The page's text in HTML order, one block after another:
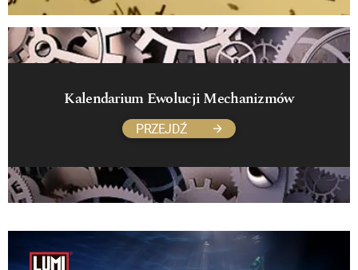
Kalendarium Ewolucji Mechanizmów
PRZEJDŹ